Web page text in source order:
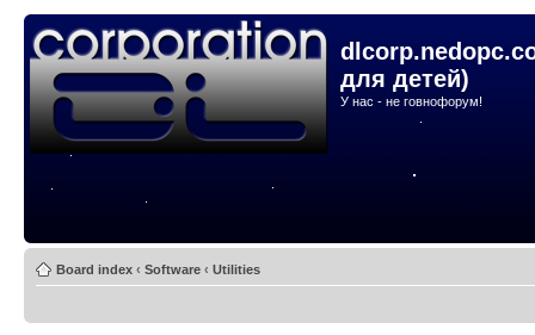
для детей)
У нас - не говнофорум!
Board index ‹ Software ‹ Utilities